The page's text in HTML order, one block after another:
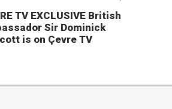
TV EXCLUSIVE British
Sir Dominick
is on Çevre TV